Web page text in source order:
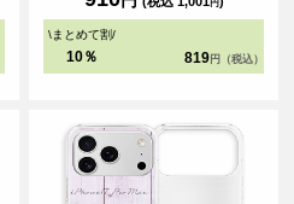
円
\まとめて割/
10％ 819 円（税込）